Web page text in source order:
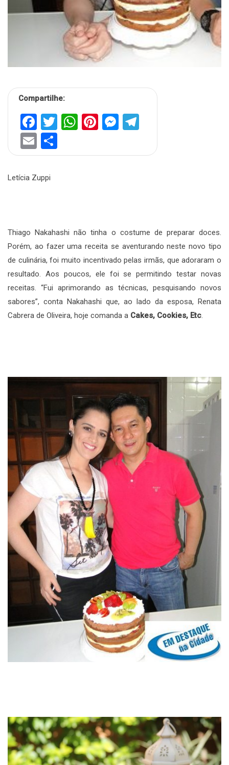
Compartilhe:
Facebook
Twitter
WhatsApp
Pinterest
Messenger
Email
Letícia Zuppi
Thiago Nakahashi não tinha o costume de preparar doces.
Porém, ao fazer uma receita se aventurando neste novo tipo
de culinária, foi muito incentivado pelas irmãs, que adoraram o
resultado. Aos poucos, ele foi se permitindo testar novas
receitas. “Fui aprimorando as técnicas, pesquisando novos
sabores”, conta Nakahashi que, ao lado da esposa, Renata
Cabrera de Oliveira, hoje comanda a Cakes, Cookies, Etc.